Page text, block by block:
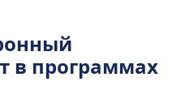
в программах